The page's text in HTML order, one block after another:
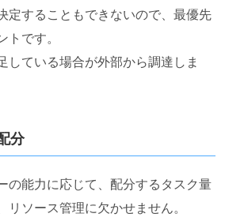
定することもできないので、最優先
です。
している場合が外部から調達しま
分
の能力に応じて、配分するタスク量
リソース管理に欠かせません。